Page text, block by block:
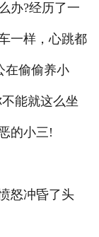
办?经历了一
一样，心跳都
在偷偷养小
能就这么坐
的小三!
怒冲昏了头